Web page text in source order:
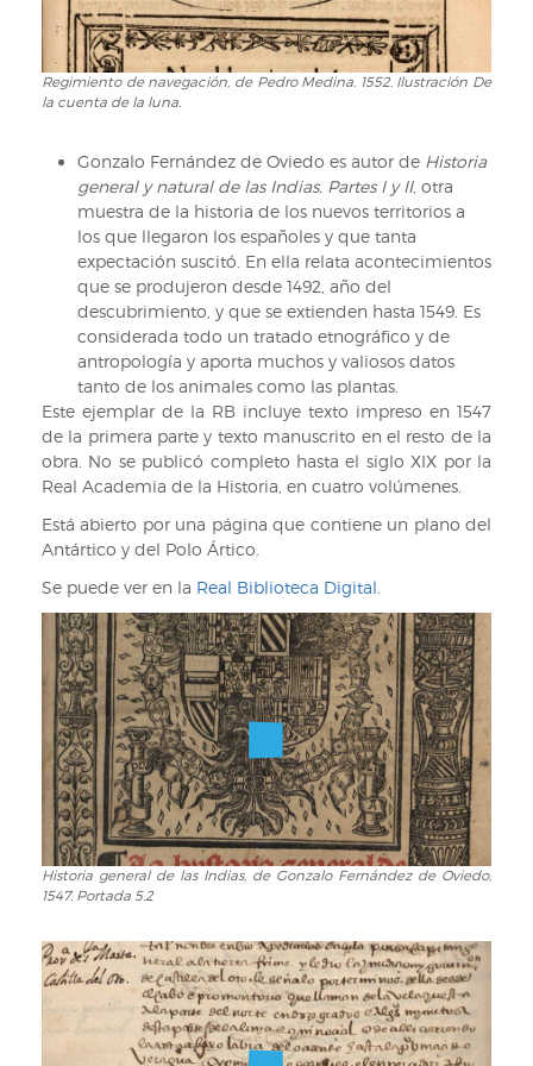
Mundo
parte
de
África
Regimiento
de
de
Pedro
Medina.
1552.
Ilustración
cuenta
luna.
Regimiento de navegación, de Pedro Medina. 1552. Ilustración De
la cuenta de la luna.
Gonzalo Fernández de Oviedo es autor de Historia
general y natural de las Indias. Partes I y II, otra
muestra de la historia de los nuevos territorios a
los que llegaron los españoles y que tanta
expectación suscitó. En ella relata acontecimientos
que se produjeron desde 1492, año del
descubrimiento, y que se extienden hasta 1549. Es
considerada todo un tratado etnográfico y de
antropología y aporta muchos y valiosos datos
tanto de los animales como las plantas.
Este ejemplar de la RB incluye texto impreso en 1547
de la primera parte y texto manuscrito en el resto de la
obra. No se publicó completo hasta el siglo XIX por la
Real Academia de la Historia, en cuatro volúmenes.
Está abierto por una página que contiene un plano del
Antártico y del Polo Ártico.
Se puede ver en la Real Biblioteca Digital
Historia
general
las
Indias,
de
Gonzalo
Historia general de las Indias, de Gonzalo Fernández de Oviedo,
1547. Portada 5.2